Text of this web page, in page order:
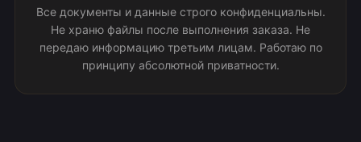
Все документы и данные строго конфиденциальны.
Не храню файлы после выполнения заказа. Не
передаю информацию третьим лицам. Работаю по
принципу абсолютной приватности.